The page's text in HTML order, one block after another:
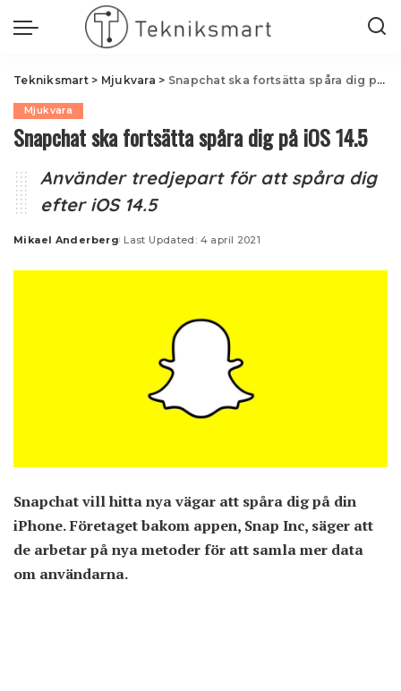
Tekniksmart> Mjukvara > Snapchat ska fortsätta spåra dig på iOS 14.5
Mjukvara
Snapchat ska fortsätta spåra dig på iOS 14.5
Använder tredjepart för att spåra dig
efter iOS 14.5
Posted
Mikael Anderberg Last Updated: 4 april 2021
Snapchat vill hitta nya vägar att spåra dig på din
iPhone. Företaget bakom appen, Snap Inc, säger att
de arbetar på nya metoder för att samla mer data
om användarna.